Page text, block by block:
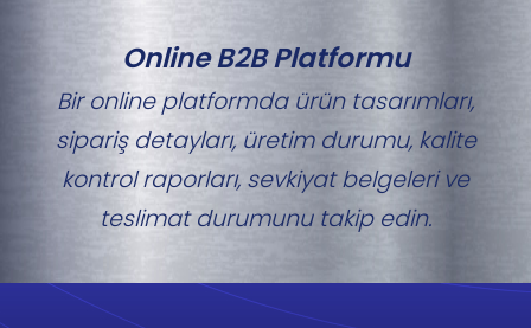
Online B2B Platformu
Bir online platformda ürün tasarımları,
sipariş detayları, üretim durumu, kalite
kontrol raporları, sevkiyat belgeleri ve
teslimat durumunu takip edin.